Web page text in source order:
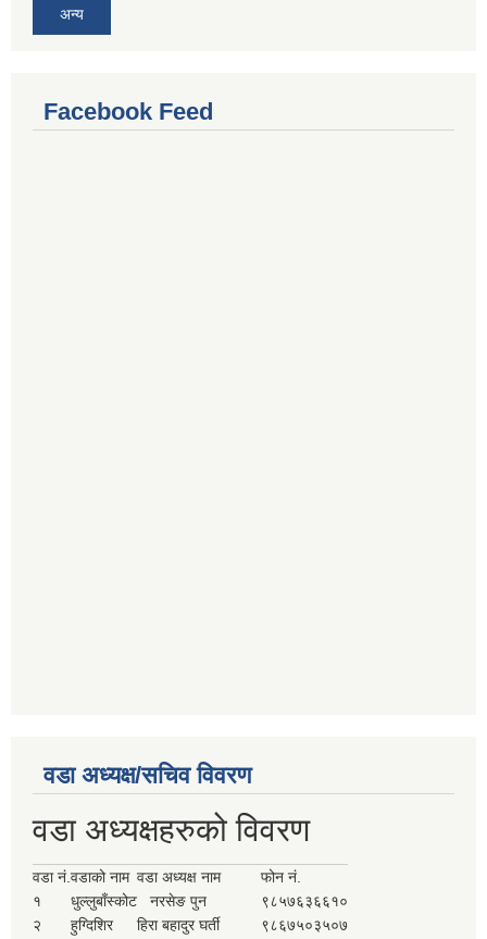
अन्य
Facebook Feed
वडा अध्यक्ष/सचिव विवरण
वडा अध्यक्षहरुको विवरण
वडा नं.वडाको नाम वडा अध्यक्ष नाम
फोन नं.
१
धुल्लुबाँस्कोट नरसेङ पुन
९८५७६३६६१०
२
हुग्दिशिर हिरा बहादुर घर्ती
९८६७५०३५०७